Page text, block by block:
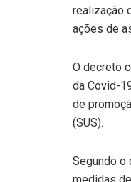
realização
ações de
O decreto
da Covid-
de
(SUS).
Segundo o